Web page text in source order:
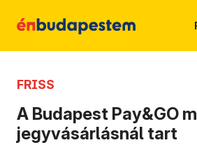
FRISS
A Budapest Pay&GO
jegyvásárlásnál tart